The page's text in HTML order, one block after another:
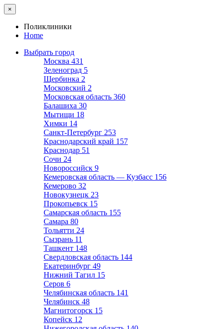
×
Поликлиники
Home
Выбрать город
Москва 431
Зеленоград 5
Щербинка 2
Московский 2
Московская область 360
Балашиха 30
Мытищи 18
Химки 14
Санкт-Петербург 253
Краснодарский край 157
Краснодар 51
Сочи 24
Новороссийск 9
Кемеровская область — Кузбасс 156
Кемерово 32
Новокузнецк 23
Прокопьевск 15
Самарская область 155
Самара 80
Тольятти 24
Сызрань 11
Ташкент 148
Свердловская область 144
Екатеринбург 49
Нижний Тагил 15
Серов 6
Челябинская область 141
Челябинск 48
Магнитогорск 15
Копейск 12